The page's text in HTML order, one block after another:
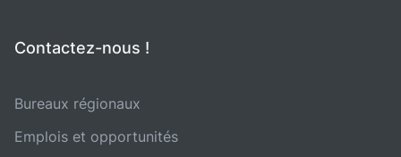
Contactez-nous !
Bureaux régionaux
Emplois et opportunités